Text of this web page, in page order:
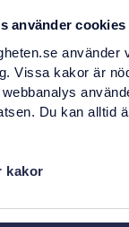
använder cookies
Vissa kakor är
Du kan alltid
kakor
(kundtjänst)